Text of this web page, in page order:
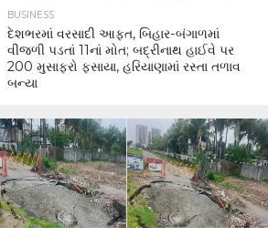
BUSINESS
દેશભરમાં વરસાદી આફત, બિહાર-બંગાળમાં
વીજળી પડતાં 11નાં મોત; બદ્રીનાથ હાઈવે પર
200 મુસાફરો ફસાયા, હરિયાણામાં રસ્તા તળાવ
બન્યા